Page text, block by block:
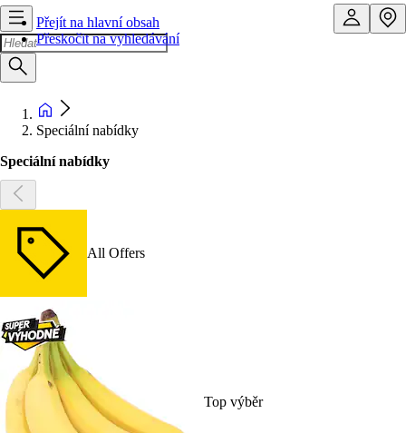
Přejít na hlavní obsah
Přeskočit na vyhledávání
Speciální nabídky
Speciální nabídky
All Offers
Top výběr